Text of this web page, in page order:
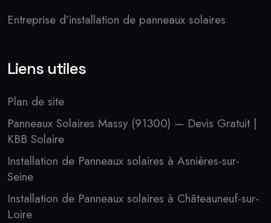
Entreprise d’installation de panneaux solaires
Liens utiles
Plan de site
Panneaux Solaires Massy (91300) — Devis Gratuit |
KBB Solaire
Installation de Panneaux solaires à Asnières-sur-
Seine
Installation de Panneaux solaires à Châteauneuf-sur-
Loire